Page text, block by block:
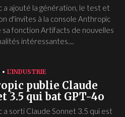
a ajouté la génération, le test et
d'invites à la console Anthropic
fonction Artifacts de nouvelles
intéressantes....
L'INDUSTRIE
publie Claude
3.5 qui bat GPT-4o
a sorti Claude Sonnet 3.5 qui est